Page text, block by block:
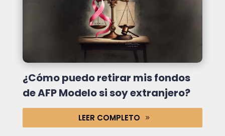
¿Cómo puedo retirar mis fondos
de AFP Modelo si soy extranjero?
LEER COMPLETO